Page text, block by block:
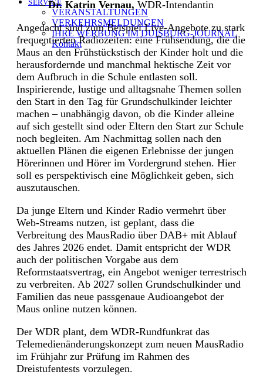
SERVICE
VERANSTALTUNGEN
VERKEHRSMELDUNGEN
IHRE WERBUNG IM DUISBURG-JOURNAL
Kontakt
–Dr. Katrin Vernau, WDR-Intendantin
Angedacht sind zum Beispiel Live-Angebote zu stark
frequentierten Radiozeiten: eine Frühsendung, die die
Maus an den Frühstückstisch der Kinder holt und die
herausfordernde und manchmal hektische Zeit vor
dem Aufbruch in die Schule entlasten soll.
Inspirierende, lustige und alltagsnahe Themen sollen
den Start in den Tag für Grundschulkinder leichter
machen – unabhängig davon, ob die Kinder alleine
auf sich gestellt sind oder Eltern den Start zur Schule
noch begleiten. Am Nachmittag sollen nach den
aktuellen Plänen die eigenen Erlebnisse der jungen
Hörerinnen und Hörer im Vordergrund stehen. Hier
soll es perspektivisch eine Möglichkeit geben, sich
auszutauschen.
Da junge Eltern und Kinder Radio vermehrt über
Web-Streams nutzen, ist geplant, dass die
Verbreitung des MausRadio über DAB+ mit Ablauf
des Jahres 2026 endet. Damit entspricht der WDR
auch der politischen Vorgabe aus dem
Reformstaatsvertrag, ein Angebot weniger terrestrisch
zu verbreiten. Ab 2027 sollen Grundschulkinder und
Familien das neue passgenaue Audioangebot der
Maus online nutzen können.
Der WDR plant, dem WDR-Rundfunkrat das
Telemedienänderungskonzept zum neuen MausRadio
im Frühjahr zur Prüfung im Rahmen des
Dreistufentests vorzulegen.